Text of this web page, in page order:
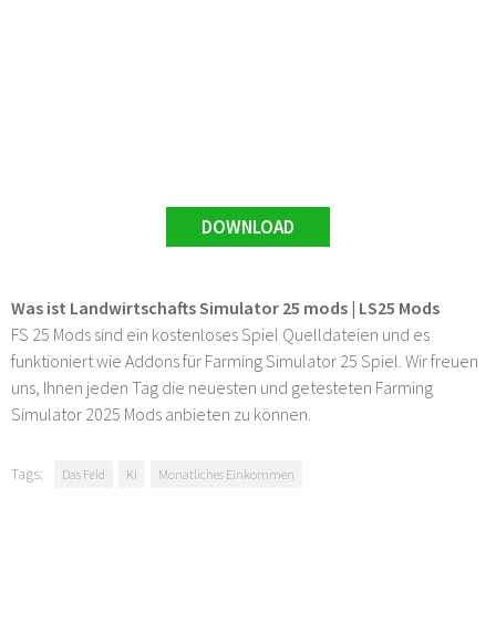
DOWNLOAD
Was ist Landwirtschafts Simulator 25 mods | LS25 Mods
FS 25 Mods sind ein kostenloses Spiel Quelldateien und es
funktioniert wie Addons für Farming Simulator 25 Spiel. Wir freuen
uns, Ihnen jeden Tag die neuesten und getesteten Farming
Simulator 2025 Mods anbieten zu können.
Tags: Das Feld KI Monatliches Einkommen